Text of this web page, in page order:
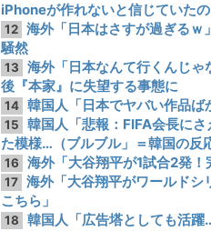
iPhoneが作れないと信じていたの
12 海外「日本はさすが過ぎるｗ
騒然
13
海外「日本なんて行くんじ
後『本家』に失望する事態に
14 韓国人「日本でヤバい作品ば
15
韓国人「悲報：FIFA会長に
た模様…（ブルブル」＝韓国の反
16 海外「大谷翔平が1試合2発
17 海外「大谷翔平がワールド
こちら」
18
韓国人「広告塔としても活